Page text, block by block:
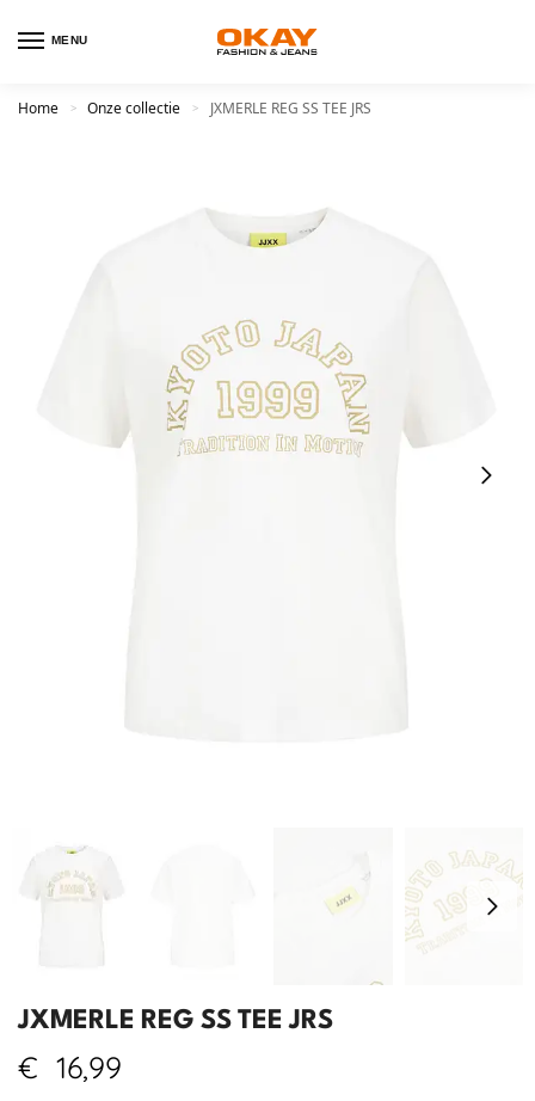
MENU
Home > Onze collectie > JXMERLE REG SS TEE JRS
JXMERLE REG SS TEE JRS
€ 16,99